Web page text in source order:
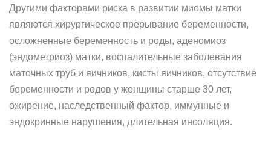
Другими факторами риска в развитии миомы матки
являются хирургическое прерывание беременности,
осложненные беременность и роды, аденомиоз
(эндометриоз) матки, воспалительные заболевания
маточных труб и яичников, кисты яичников, отсутствие
беременности и родов у женщины старше 30 лет,
ожирение, наследственный фактор, иммунные и
эндокринные нарушения, длительная инсоляция.